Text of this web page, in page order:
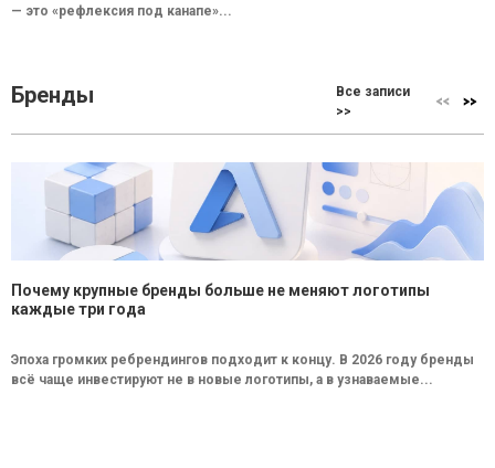
— это «рефлексия под канапе»...
Бренды
Все записи
>>
Почему крупные бренды больше не меняют логотипы
каждые три года
Эпоха громких ребрендингов подходит к концу. В 2026 году бренды
всё чаще инвестируют не в новые логотипы, а в узнаваемые...